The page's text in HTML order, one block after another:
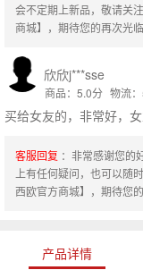
会不定期上新品，敬请关
商城】，期待您的再次光临
欣欣j***sse
商品：5.0分 物流
买给女友的，非常好，
客服回复 ：非常感谢您的
上有任何疑问，也可以随
西欧官方商城】，期待您的
产品详情